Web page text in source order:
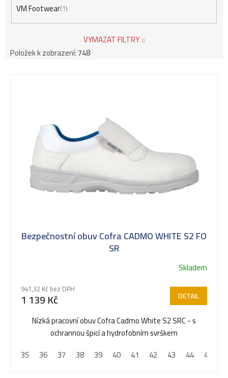
VM Footwear 1
VYMAZAT FILTRY
Položek k zobrazení:748
Bezpečnostní obuv Cofra CADMO WHITE S2 FO
SR
Skladem
941,32 Kč bez DPH
1 139 Kč DETAIL
Nízká pracovní obuv Cofra Cadmo White S2 SRC - s
ochrannou špicí a hydrofobním svrškem
35
36 37 38 39 40 41 42 43 44 45